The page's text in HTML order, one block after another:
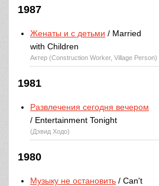
1987
Женаты и с детьми / Married
with Children
Актер (Construction Worker, Village Person)
1981
Развлечения сегодня вечером
/ Entertainment Tonight
(Дэвид Ходо)
1980
Музыку не остановить / Can't